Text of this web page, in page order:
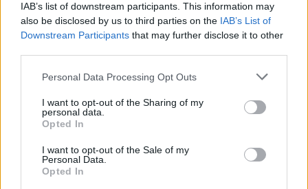
IAB’s list of downstream participants. This information may
also be disclosed by us to third parties on the IAB’s List of
Downstream Participants that may further disclose it to other
Personal Data Processing Opt Outs
I want to opt-out of the Sharing of my
personal data.
Opted In
I want to opt-out of the Sale of my
Personal Data.
Opted In